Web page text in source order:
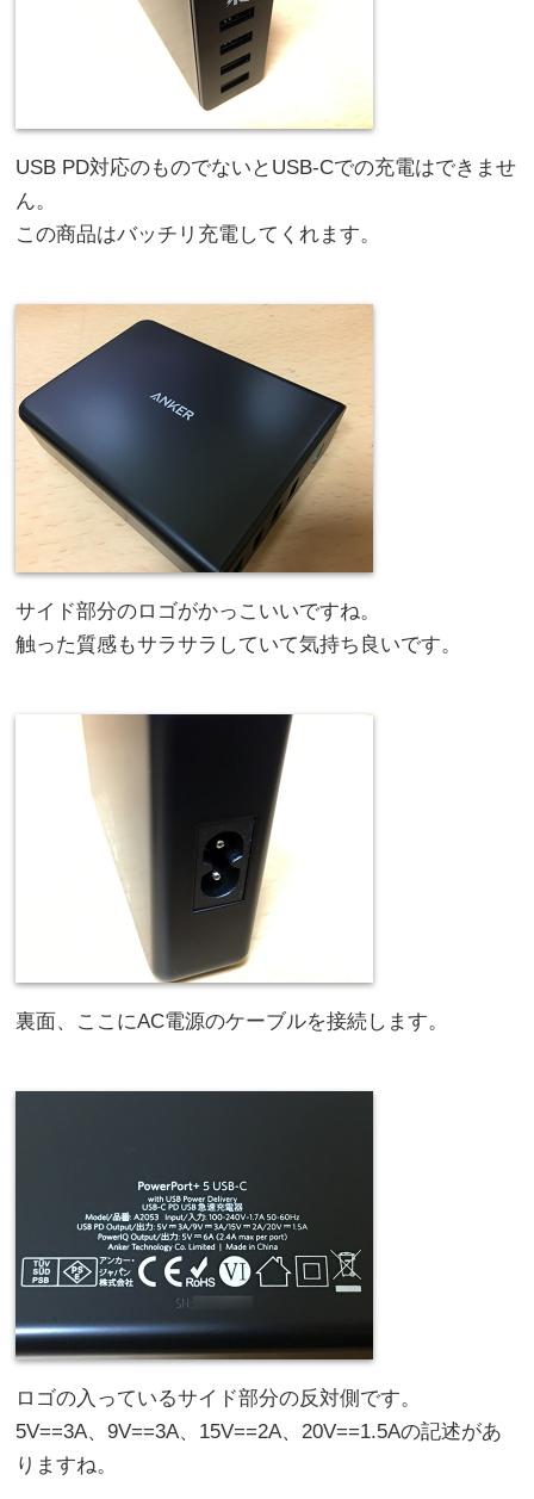
USB PD対応のものでないとUSB-Cでの充電はできませ
ん。
この商品はバッチリ充電してくれます。
サイド部分のロゴがかっこいいですね。
触った質感もサラサラしていて気持ち良いです。
裏面、ここにAC電源のケーブルを接続します。
ロゴの入っているサイド部分の反対側です。
5V==3A、9V==3A、15V==2A、20V==1.5Aの記述があ
りますね。